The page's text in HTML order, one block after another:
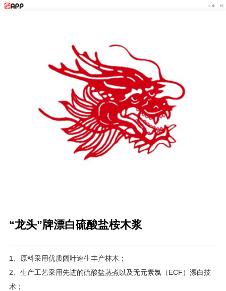
“龙头”牌漂白硫酸盐桉木浆
1、原料采用优质阔叶速生丰产林木；
2、生产工艺采用先进的硫酸盐蒸煮以及无元素氯（ECF）漂白技
术；